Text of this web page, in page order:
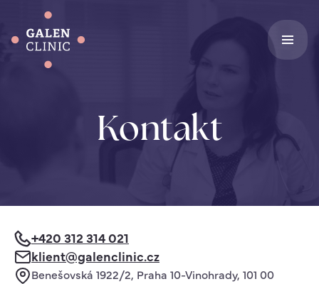
Kontakt
+420 312 314 021
klient@galenclinic.cz
Benešovská 1922/2, Praha 10-Vinohrady, 101 00